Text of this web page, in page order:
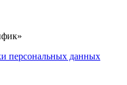
персональных данных